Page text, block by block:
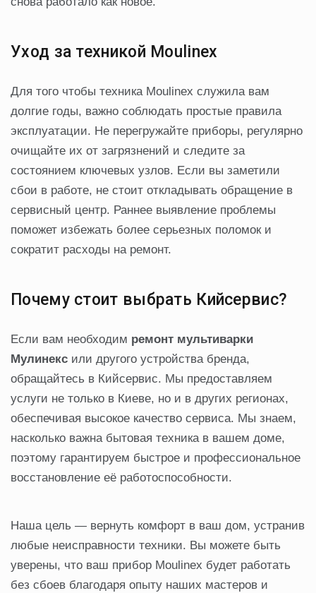
Уход за техникой Moulinex
Для того чтобы техника Moulinex служила вам
долгие годы, важно соблюдать простые правила
эксплуатации. Не перегружайте приборы, регулярно
очищайте их от загрязнений и следите за
состоянием ключевых узлов. Если вы заметили
сбои в работе, не стоит откладывать обращение в
сервисный центр. Раннее выявление проблемы
поможет избежать более серьезных поломок и
сократит расходы на ремонт.
Почему стоит выбрать Кийсервис?
Если вам необходим ремонт мультиварки
Мулинекс или другого устройства бренда,
обращайтесь в Кийсервис. Мы предоставляем
услуги не только в Киеве, но и в других регионах,
обеспечивая высокое качество сервиса. Мы знаем,
насколько важна бытовая техника в вашем доме,
поэтому гарантируем быстрое и профессиональное
восстановление её работоспособности.
Наша цель — вернуть комфорт в ваш дом, устранив
любые неисправности техники. Вы можете быть
уверены, что ваш прибор Moulinex будет работать
без сбоев благодаря опыту наших мастеров и